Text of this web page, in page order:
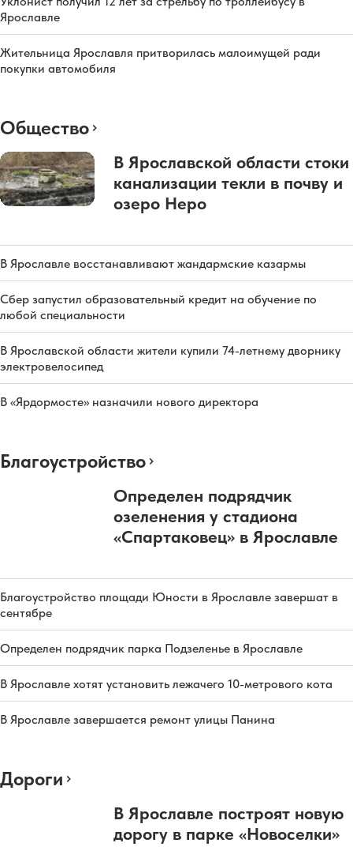
Ярославле
Жительница Ярославля притворилась малоимущей ради
покупки автомобиля
Общество
В Ярославской области стоки
канализации текли в почву и
озеро Неро
В Ярославле восстанавливают жандармские казармы
Сбер запустил образовательный кредит на обучение по
любой специальности
В Ярославской области жители купили 74-летнему дворнику
электровелосипед
В «Ярдормосте» назначили нового директора
Благоустройство
Определен подрядчик
озеленения у стадиона
«Спартаковец» в Ярославле
Благоустройство площади Юности в Ярославле завершат в
сентябре
Определен подрядчик парка Подзеленье в Ярославле
В Ярославле хотят установить лежачего 10-метрового кота
В Ярославле завершается ремонт улицы Панина
Дороги
В Ярославле построят новую
дорогу в парке «Новоселки»